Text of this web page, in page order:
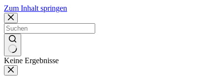
Zum Inhalt springen
Keine Ergebnisse